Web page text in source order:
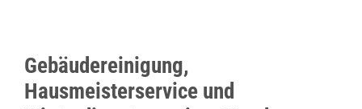
Gebäudereinigung,
Hausmeisterservice und